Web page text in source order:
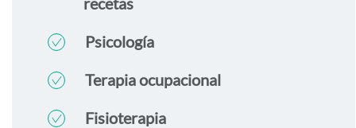
Psicología
Terapia ocupacional
Fisioterapia